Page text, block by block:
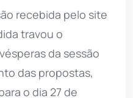
recebida pelo site
travou o
da sessão
das propostas,
o dia 27 de